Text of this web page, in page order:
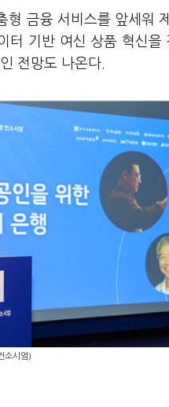
금융 서비스를 앞세워
터 기반 여신 상품 혁신
전망도 나온다.
소시엄)